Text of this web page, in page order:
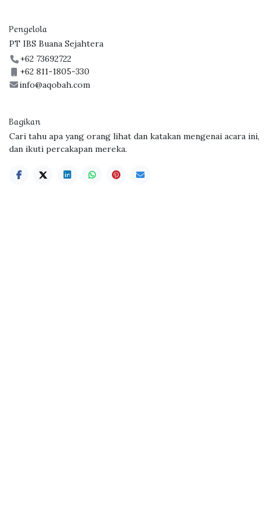
Pengelola
PT IBS Buana Sejahtera
+62 73692722
+62 811-1805-330
info@aqobah.com
Bagikan
Cari tahu apa yang orang lihat dan katakan mengenai acara ini,
dan ikuti percakapan mereka.